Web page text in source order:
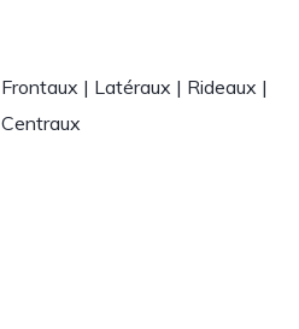
Frontaux | Latéraux | Rideaux |
Centraux